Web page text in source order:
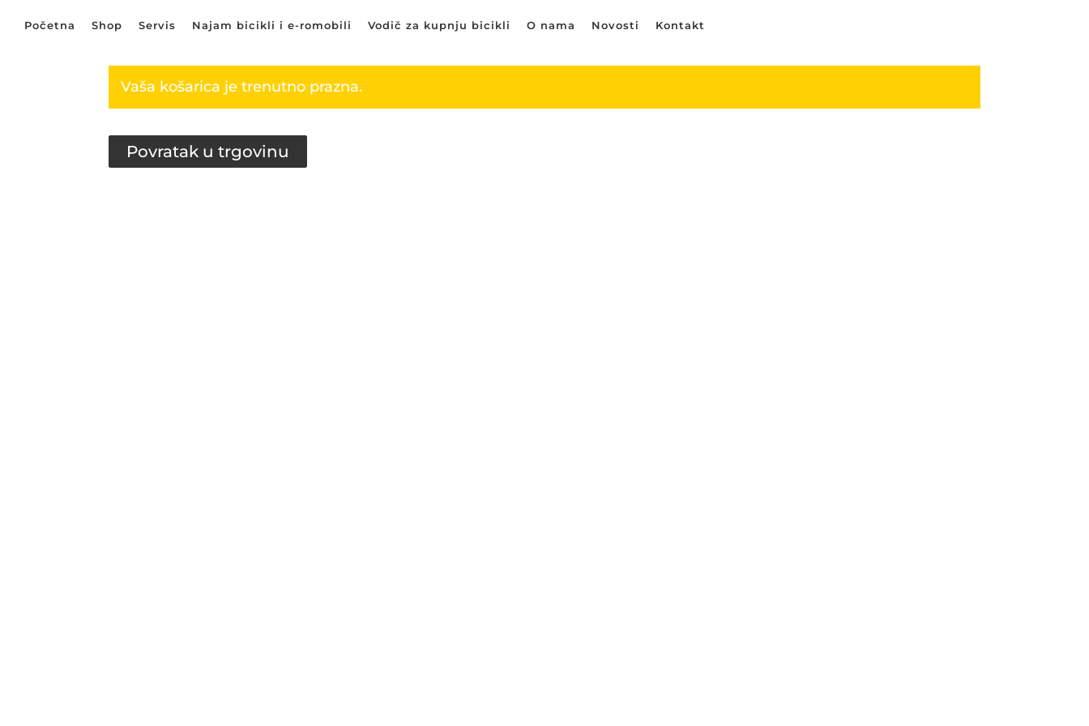
Početna Shop Servis Najam bicikli i e-romobili Vodič za kupnju bicikli O nama Novosti Kontakt
Vaša košarica je trenutno prazna.
Povratak u trgovinu